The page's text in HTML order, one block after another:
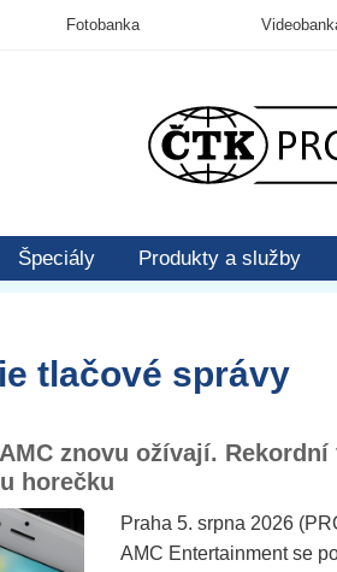
Špeciály Produkty a služby
Fotobanka
tlačové správy
znovu ožívají.
horečku
Praha 5. srpna 2026
AMC Entertainment se